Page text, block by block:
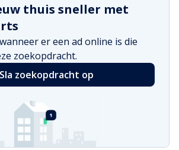
thuis sneller met
er een ad online is die
zoekopdracht.
Sla zoekopdracht op